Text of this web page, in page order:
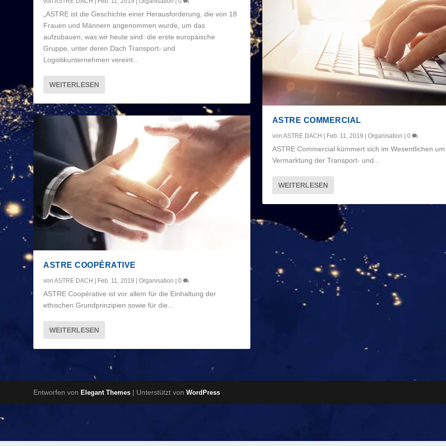
„ASTRE ist die Geschichte einer Herausforderung, die von 18
Frauen und Männern angenommen wurde, um das
aufzubauen, was wir heute sind: die erste europäische
Gruppe, unter deren Dach Transport- und
Logistikunternehmen vereint...
WEITERLESEN
ASTRE COOPÉRATIVE
vonASTRE DACH | Feb. 11, 2019 |Organisation |0
ASTRE Coopérative ist vor allem für die Einhaltung der
ethischen Grundprinzipien sowie für die...
WEITERLESEN
ASTRE COMMERCIAL
von ASTRE DACH | Feb. 11, 2019 | Organisation | 0
ASTRE Commercial kümmert sich im Wesentlichen
Vermarktung der Transport- und...
WEITERLESEN
Entworfen vonElegant Themes | Unterstützt vonWordPress